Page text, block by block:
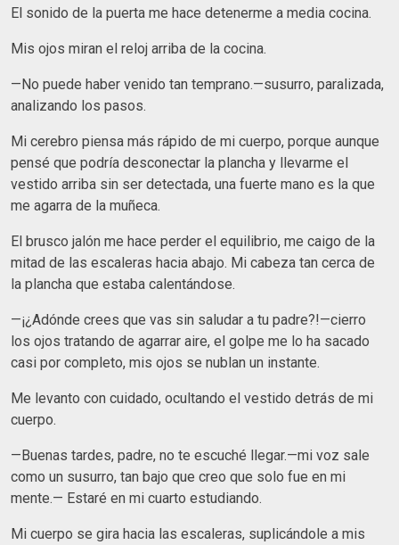
El sonido de la puerta me hace detenerme a media cocina.
Mis ojos miran el reloj arriba de la cocina.
—No puede haber venido tan temprano.—susurro, paralizada,
analizando los pasos.
Mi cerebro piensa más rápido de mi cuerpo, porque aunque
pensé que podría desconectar la plancha y llevarme el
vestido arriba sin ser detectada, una fuerte mano es la que
me agarra de la muñeca.
El brusco jalón me hace perder el equilibrio, me caigo de la
mitad de las escaleras hacia abajo. Mi cabeza tan cerca de
la plancha que estaba calentándose.
—¡¿Adónde crees que vas sin saludar a tu padre?!—cierro
los ojos tratando de agarrar aire, el golpe me lo ha sacado
casi por completo, mis ojos se nublan un instante.
Me levanto con cuidado, ocultando el vestido detrás de mi
cuerpo.
—Buenas tardes, padre, no te escuché llegar.—mi voz sale
como un susurro, tan bajo que creo que solo fue en mi
mente.— Estaré en mi cuarto estudiando.
Mi cuerpo se gira hacia las escaleras, suplicándole a mis